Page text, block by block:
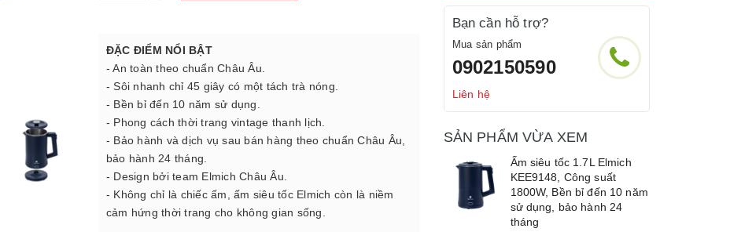
ĐẶC ĐIỂM NỔI BẬT
- An toàn theo chuẩn Châu Âu.
- Sôi nhanh chỉ 45 giây có một tách trà nóng.
- Bền bỉ đến 10 năm sử dụng.
- Phong cách thời trang vintage thanh lịch.
- Bảo hành và dịch vụ sau bán hàng theo chuẩn Châu Âu,
bảo hành 24 tháng.
- Design bởi team Elmich Châu Âu.
- Không chỉ là chiếc ấm, ấm siêu tốc Elmich còn là niềm
cảm hứng thời trang cho không gian sống.
Bạn cần hỗ trợ?
Mua sản phẩm
0902150590
Liên hệ
SẢN PHẨM VỪA XEM
Ấm siêu tốc 1.7L Elmich
KEE9148, Công suất
1800W, Bền bỉ đến 10 năm
sử dụng, bảo hành 24
tháng